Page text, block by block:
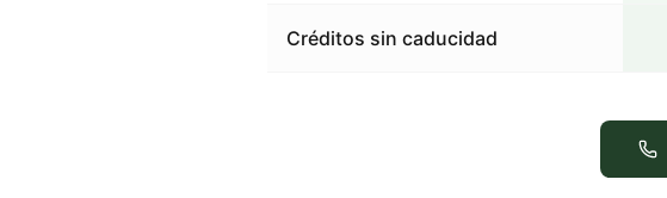
Créditos sin caducidad